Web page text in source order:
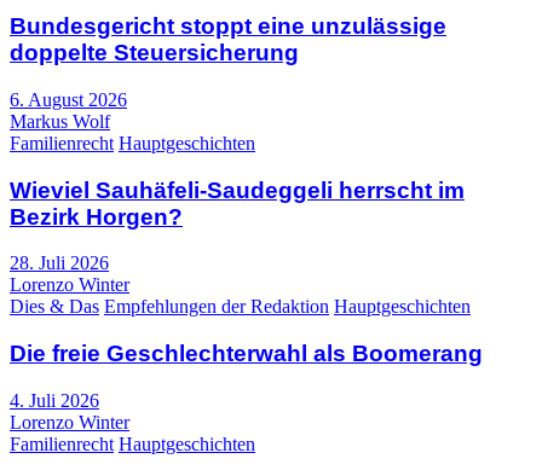
Bundesgericht stoppt eine unzulässige
doppelte Steuersicherung
6. August 2026
Markus Wolf
Familienrecht Hauptgeschichten
Wieviel Sauhäfeli-Saudeggeli herrscht im
Bezirk Horgen?
28. Juli 2026
Lorenzo Winter
Dies & Das Empfehlungen der Redaktion Hauptgeschichten
Die freie Geschlechterwahl als Boomerang
4. Juli 2026
Lorenzo Winter
Familienrecht Hauptgeschichten